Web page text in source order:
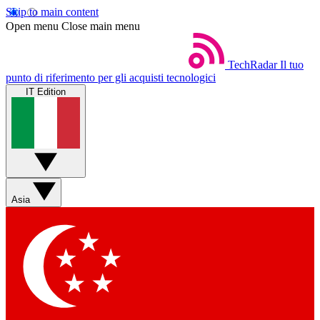
Skip to main content
Open menu Close main menu
TechRadar Il tuo
punto di riferimento per gli acquisti tecnologici
IT Edition
Asia